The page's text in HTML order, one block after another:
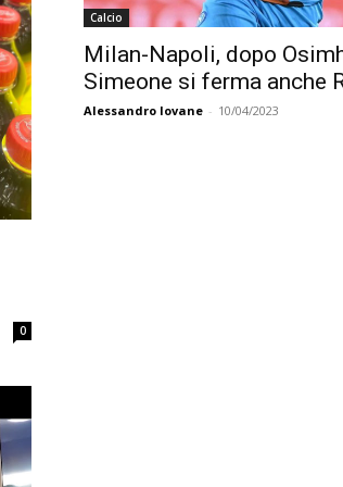
0
Calcio
Milan-Napoli, dopo
Simeone si ferma anche
Alessandro Iovane - 10/04/2023